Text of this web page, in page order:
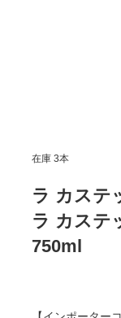
在庫 3本
ラ カステ
ラ カス
750ml